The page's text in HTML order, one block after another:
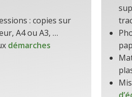
: copies sur
A4 ou A3, …
démarches